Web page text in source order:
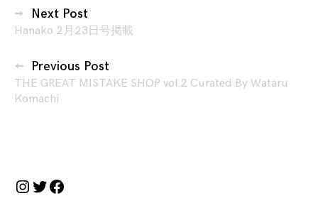
FASHION
magazine,
投
稿
ビ
ゲ
ー
Next Post
Hanako 2月23日号掲載
Previous Post
THE GREAT MISTAKE SHOP vol.2 Curated By Wataru
Komachi
Instagram
Twitter
Facebook